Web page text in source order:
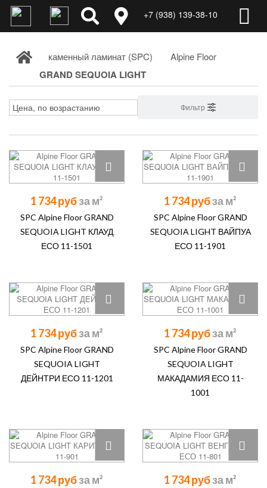
+7 (938) 139-38-10
каменный ламинат (SPC) Alpine Floor
GRAND SEQUOIA LIGHT
Фильтр
1 734 руб
SPC Alpine Floor GRAND
SEQUOIA LIGHT КЛАУД
ЕСО 11-1501
1 734 руб
SPC Alpine Floor GRAND
SEQUOIA LIGHT ВАЙПУА
ЕСО 11-1901
1 734 руб
SPC Alpine Floor GRAND
SEQUOIA LIGHT
ДЕЙНТРИ ЕСО 11-1201
1 734 руб
SPC Alpine Floor GRAND
SEQUOIA LIGHT
МАКАДАМИЯ ЕСО 11-
1001
1 734 руб 1 734 руб